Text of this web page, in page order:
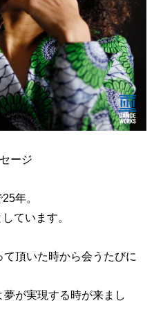
ージ
年。
ています。
頂いた時から会うたびに
が実現する時が来まし